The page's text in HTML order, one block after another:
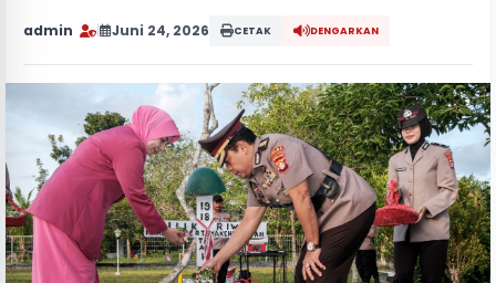
admin Juni 24, 2026 CETAK DENGARKAN